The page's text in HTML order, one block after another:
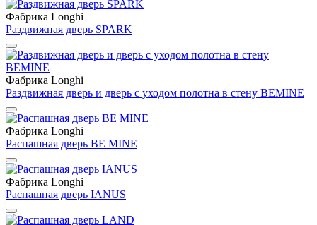
Фабрика Longhi
Раздвижная дверь SPARK
Фабрика Longhi
Раздвижная дверь и дверь с уходом полотна в стену BEMINE
Фабрика Longhi
Распашная дверь BE MINE
Фабрика Longhi
Распашная дверь IANUS